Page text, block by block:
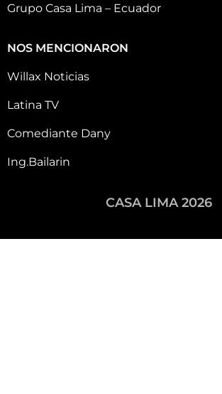
Grupo Casa Lima – Ecuador
NOS MENCIONARON
Willax Noticias
Latina TV
Comediante Dany
Ing.Bailarin
CASA LIMA 2026